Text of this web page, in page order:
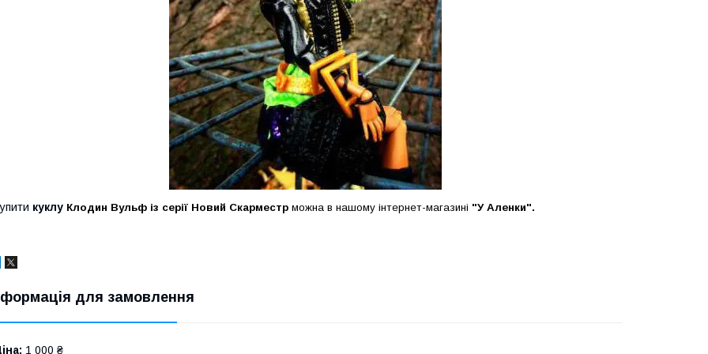
куклу Клодин Вульф із серії Новий Скарместр можна в нашому інтернет-магазині "У Аленки".
для замовлення
1 000 ₴